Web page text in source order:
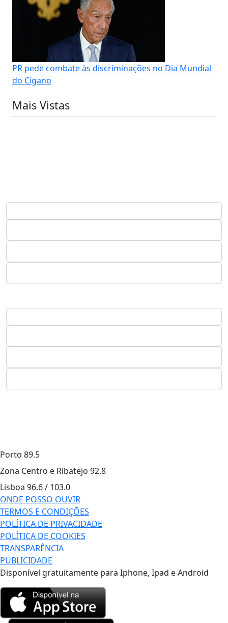
PR pede combate às discriminações no Dia Mundial
do Cigano
Mais Vistas
Porto 89.5
Zona Centro e Ribatejo 92.8
Lisboa 96.6 / 103.0
ONDE POSSO OUVIR
TERMOS E CONDIÇÕES
POLÍTICA DE PRIVACIDADE
POLÍTICA DE COOKIES
TRANSPARÊNCIA
PUBLICIDADE
Disponível gratuitamente para Iphone, Ipad e Android